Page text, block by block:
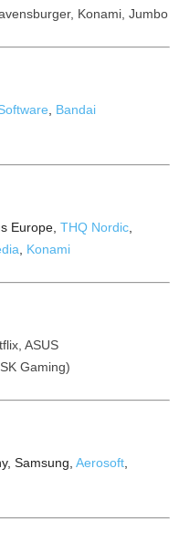
Konami, Jumbo
Bandai
Europe, THQ Nordic
Konami
ASUS
Gaming)
Samsung, Aerosoft